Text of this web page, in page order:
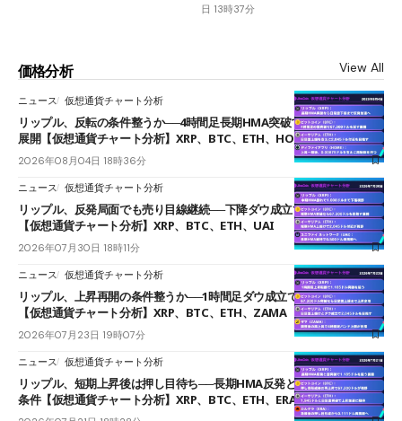
日 13時37分
価格分析 View All
ニュース 仮想通貨チャート分析
リップル、反転の条件整うか──4時間足長期HMA突破で雲下端を目指す
展開【仮想通貨チャート分析】XRP、BTC、ETH、HOME
2026年08月04日 18時36分
ニュース 仮想通貨チャート分析
リップル、反発局面でも売り目線継続──下降ダウ成立で下値追う展開
【仮想通貨チャート分析】XRP、BTC、ETH、UAI
2026年07月30日 18時11分
ニュース 仮想通貨チャート分析
リップル、上昇再開の条件整うか──1時間足ダウ成立で1.185ドルを狙う
【仮想通貨チャート分析】XRP、BTC、ETH、ZAMA
2026年07月23日 19時07分
ニュース 仮想通貨チャート分析
リップル、短期上昇後は押し目待ち──長期HMA反発と雲上抜けが買い
条件【仮想通貨チャート分析】XRP、BTC、ETH、ERA